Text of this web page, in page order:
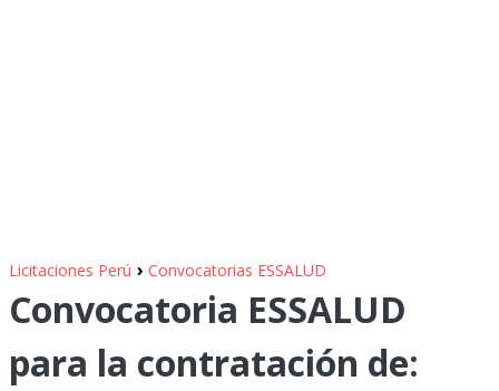
Licitaciones Perú › Convocatorias ESSALUD
Convocatoria ESSALUD
para la contratación de: